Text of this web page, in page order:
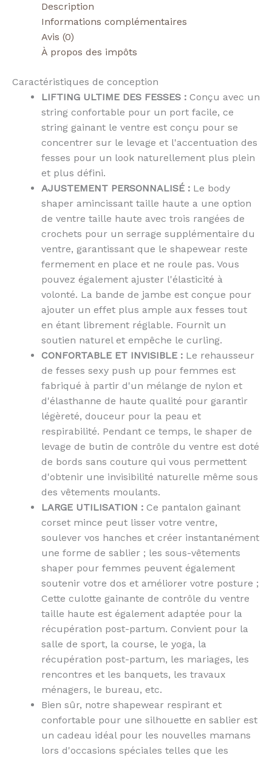
Description
Informations complémentaires
Avis (0)
À propos des impôts
Caractéristiques de conception
LIFTING ULTIME DES FESSES : Conçu avec un
string confortable pour un port facile, ce
string gainant le ventre est conçu pour se
concentrer sur le levage et l'accentuation des
fesses pour un look naturellement plus plein
et plus défini.
AJUSTEMENT PERSONNALISÉ : Le body
shaper amincissant taille haute a une option
de ventre taille haute avec trois rangées de
crochets pour un serrage supplémentaire du
ventre, garantissant que le shapewear reste
fermement en place et ne roule pas. Vous
pouvez également ajuster l'élasticité à
volonté. La bande de jambe est conçue pour
ajouter un effet plus ample aux fesses tout
en étant librement réglable. Fournit un
soutien naturel et empêche le curling.
CONFORTABLE ET INVISIBLE : Le rehausseur
de fesses sexy push up pour femmes est
fabriqué à partir d'un mélange de nylon et
d'élasthanne de haute qualité pour garantir
légèreté, douceur pour la peau et
respirabilité. Pendant ce temps, le shaper de
levage de butin de contrôle du ventre est doté
de bords sans couture qui vous permettent
d'obtenir une invisibilité naturelle même sous
des vêtements moulants.
LARGE UTILISATION : Ce pantalon gainant
corset mince peut lisser votre ventre,
soulever vos hanches et créer instantanément
une forme de sablier ; les sous-vêtements
shaper pour femmes peuvent également
soutenir votre dos et améliorer votre posture ;
Cette culotte gainante de contrôle du ventre
taille haute est également adaptée pour la
récupération post-partum. Convient pour la
salle de sport, la course, le yoga, la
récupération post-partum, les mariages, les
rencontres et les banquets, les travaux
ménagers, le bureau, etc.
Bien sûr, notre shapewear respirant et
confortable pour une silhouette en sablier est
un cadeau idéal pour les nouvelles mamans
lors d'occasions spéciales telles que les